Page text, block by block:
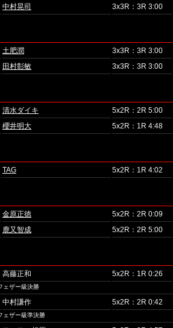
中村晃司 3x3R：3R 3:00
土肥潤 3x3R：3R 3:00
田村彰敏 3x3R：3R 3:00
清水ダイキ 5x2R：2R 5:00
櫻井明大 5x2R：1R 4:48
TAG 5x2R：1R 4:02
金原正徳 5x2R：2R 0:09
鹿又智成 5x2R：2R 5:00
高藤正和 5x2R：1R 0:26
ェザー級決勝
中村謙作 5x2R：2R 0:42
ェザー級準決勝